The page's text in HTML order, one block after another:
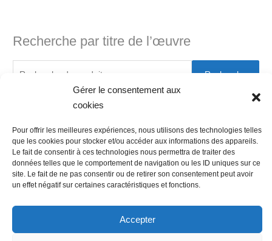
Gérer le consentement aux
cookies
Pour offrir les meilleures expériences, nous utilisons des technologies telles
que les cookies pour stocker et/ou accéder aux informations des appareils.
Le fait de consentir à ces technologies nous permettra de traiter des
données telles que le comportement de navigation ou les ID uniques sur ce
site. Le fait de ne pas consentir ou de retirer son consentement peut avoir
un effet négatif sur certaines caractéristiques et fonctions.
Accepter
Recherche par titre de l’œuvre
Recherche